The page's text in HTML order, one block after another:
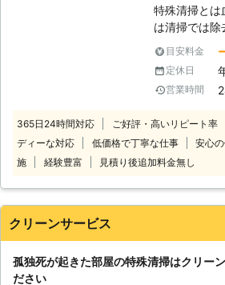
ちしております。 【有限
ハセクリーン
故、病気、事
掃を行い部屋
ません。 で
しょう。 そ
ください。
み、不安を少
特殊清掃とは
は清掃では除
をおこなうものです
死現場や事故
る場合や、血
必要であった
んだりせずに
ださい。 特殊清掃隊は、お客様のさ
まざまなニー
ん、遺品整理
す。 他社に依頼したけど断られた場
合でも、一度
目安料金
定休日
営業時間
365日24時間対応 ご好評・高いリピート率
ディーな対応
低価格で丁寧な仕事 安心
施
経験豊富 見積り後追加料金無し
クリーンサービス
孤独死が起きた部屋の特殊清掃はクリー
ださい